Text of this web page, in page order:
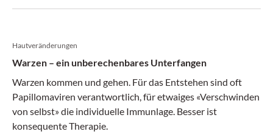
Hautveränderungen
Warzen – ein unberechenbares Unterfangen
Warzen kommen und gehen. Für das Entstehen sind oft
Papillomaviren verantwortlich, für etwaiges «Verschwinden
von selbst» die individuelle Immunlage. Besser ist
konsequente Therapie.